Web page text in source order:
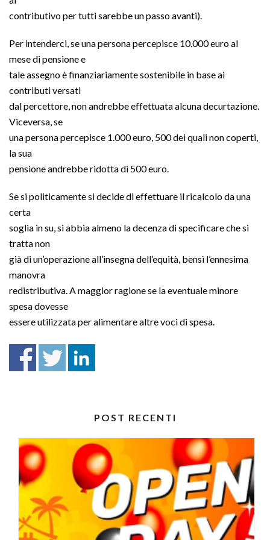
contributivo per tutti sarebbe un passo avanti).
Per intenderci, se una persona percepisce 10.000 euro al
mese di pensione e
tale assegno è finanziariamente sostenibile in base ai
contributi versati
dal percettore, non andrebbe effettuata alcuna decurtazione.
Viceversa, se
una persona percepisce 1.000 euro, 500 dei quali non coperti,
la sua
pensione andrebbe ridotta di 500 euro.
Se si politicamente si decide di effettuare il ricalcolo da una
certa
soglia in su, si abbia almeno la decenza di specificare che si
tratta non
già di un’operazione all’insegna dell’equità, bensì l’ennesima
manovra
redistributiva. A maggior ragione se la eventuale minore
spesa dovesse
essere utilizzata per alimentare altre voci di spesa.
POST RECENTI